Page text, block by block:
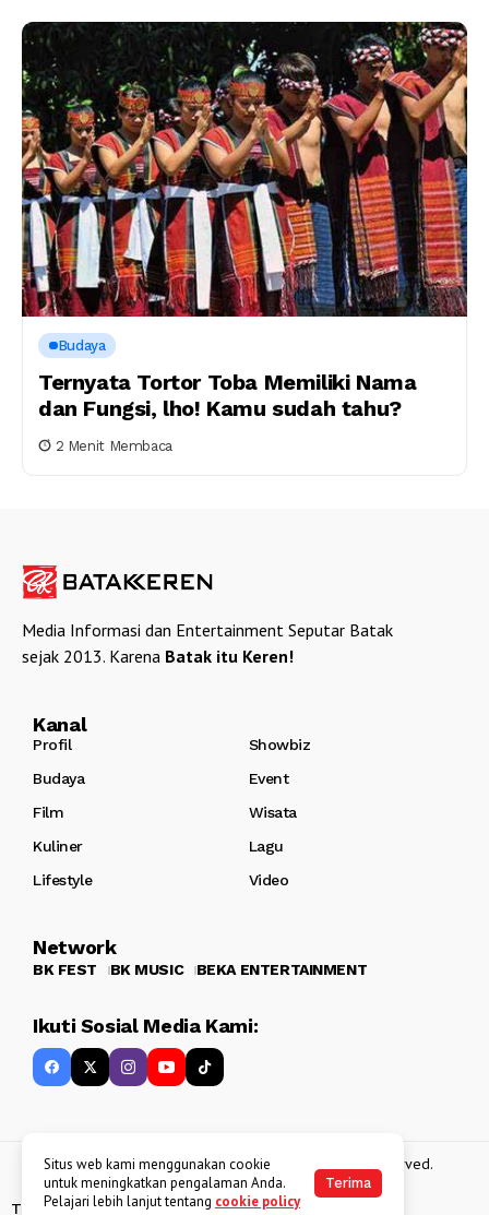
Budaya
Ternyata Tortor Toba Memiliki Nama
dan Fungsi, lho! Kamu sudah tahu?
2 Menit Membaca
Media Informasi dan Entertainment Seputar Batak
sejak 2013. Karena Batak itu Keren!
Kanal
Profil
Showbiz
Budaya
Event
Film
Wisata
Kuliner
Lagu
Lifestyle
Video
Network
BK FEST BK MUSIC BEKA ENTERTAINMENT
Ikuti Sosial Media Kami:
Copyright 2013 - 2025BATAKKEREN . All rights reserved.
Tentang Kami Kebijakan Data Pribadi Disclaimer
Situs web kami menggunakan cookie
untuk meningkatkan pengalaman Anda.
Pelajari lebih lanjut tentang cookie policy
Terima